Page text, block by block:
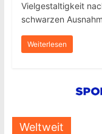
Vielgestaltigkeit
schwarzen
Weiterlesen
Weltweit